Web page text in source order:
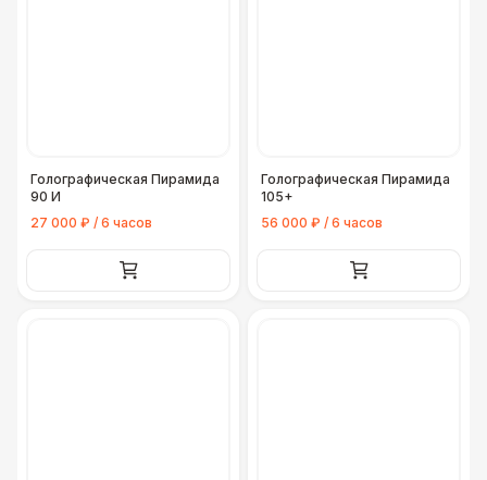
Голографическая Пирамида
90 И
27 000 ₽ / 6 часов
Голографическая Пирамида
105+
56 000 ₽ / 6 часов